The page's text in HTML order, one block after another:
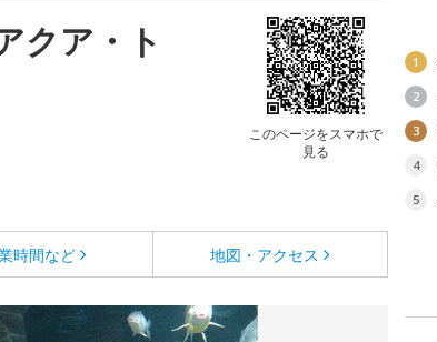
クア・ト
このページをスマホで
見る
時間など 地図・アクセス
1
2
3
4
5